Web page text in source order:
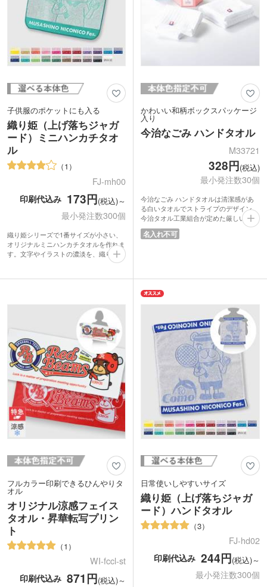
子供服のポケットにも入る
織り姫（上げ落ちジャガ
ード）ミニハンカチタオ
ル
1
FJ-mh00
印刷代込み 173円(税込)～
最小発注数300個
織り姫シリーズで1番サイズが小さい、
オリジナルミニハンカチタオルを作れま
す。文字やイラストの濃淡を、織りの凹
凸で表現。インク印刷と異なり、洗濯に
の今治製で手触りが良く、綿100％なの
リーズナブルなので、公共団体のPR品
や学校卒業記念品におススメです。限ら
れた予算で満足度の高いオリジナルタオ
ルが制作できます。
かわいい和柄ボックスパッケージ
入り
今治なごみ ハンドタオル
M33721
328円(税込)
最小発注数30個
今治なごみ ハンドタオルは清潔感があ
る白いタオルでストライプのデザイン。
今治タオル工業組合が定めた厳しい品質
基準に合格した今治タオルブランド認定
マークつきです。品質が高く、吸水性に
待ができます。
名入れ不可
フルカラー印刷できるひんやりタ
オル
オリジナル涼感フェイス
タオル・昇華転写プリン
ト
1
WI-fccl-st
印刷代込み 871円(税込)～
日常使いしやすいサイズ
織り姫（上げ落ちジャガ
ード）ハンドタオル
3
FJ-hd02
印刷代込み 244円(税込)～
最小発注数300個